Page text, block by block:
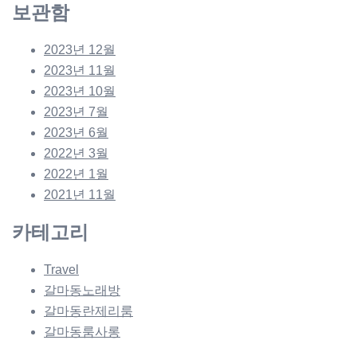
보관함
2023년 12월
2023년 11월
2023년 10월
2023년 7월
2023년 6월
2022년 3월
2022년 1월
2021년 11월
카테고리
Travel
갈마동노래방
갈마동란제리룸
갈마동룸사롱